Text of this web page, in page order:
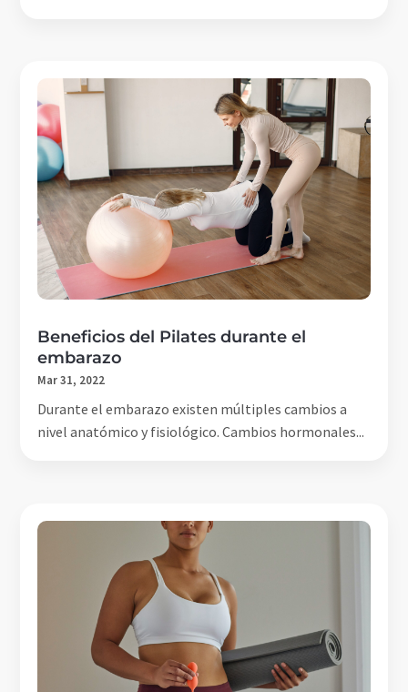
Beneficios del Pilates durante el
embarazo
Mar 31, 2022
Durante el embarazo existen múltiples cambios a
nivel anatómico y fisiológico. Cambios hormonales...